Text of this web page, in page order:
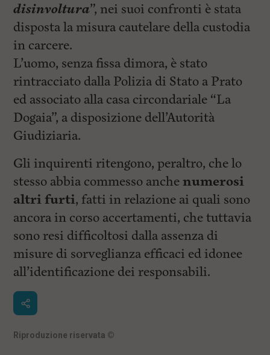
disinvoltura”, nei suoi confronti è stata
disposta la misura cautelare della custodia
in carcere.
L’uomo, senza fissa dimora, è stato
rintracciato dalla Polizia di Stato a Prato
ed associato alla casa circondariale “La
Dogaia”, a disposizione dell’Autorità
Giudiziaria.
Gli inquirenti ritengono, peraltro, che lo
stesso abbia commesso anchenumerosi
altri furti, fatti in relazione ai quali sono
ancora in corso accertamenti, che tuttavia
sono resi difficoltosi dalla assenza di
misure di sorveglianza efficaci ed idonee
all’identificazione dei responsabili.
Riproduzione riservata ©